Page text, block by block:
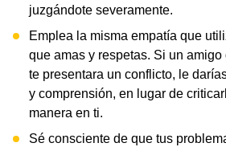
juzgándote severamente.
Emplea la misma empatía que
que amas y respetas. Si un amigo
te presentara un conflicto, le
y comprensión, en lugar de
manera en ti.
Sé consciente de que tus